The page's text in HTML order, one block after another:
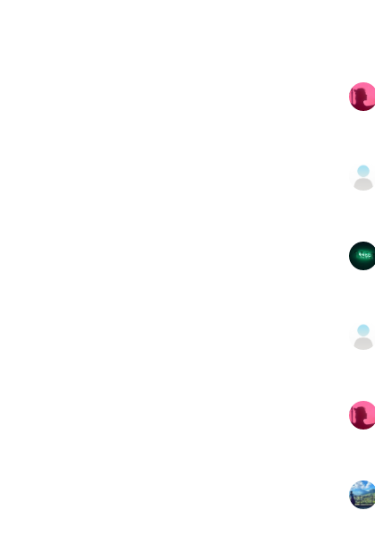
微
凭
聊
将